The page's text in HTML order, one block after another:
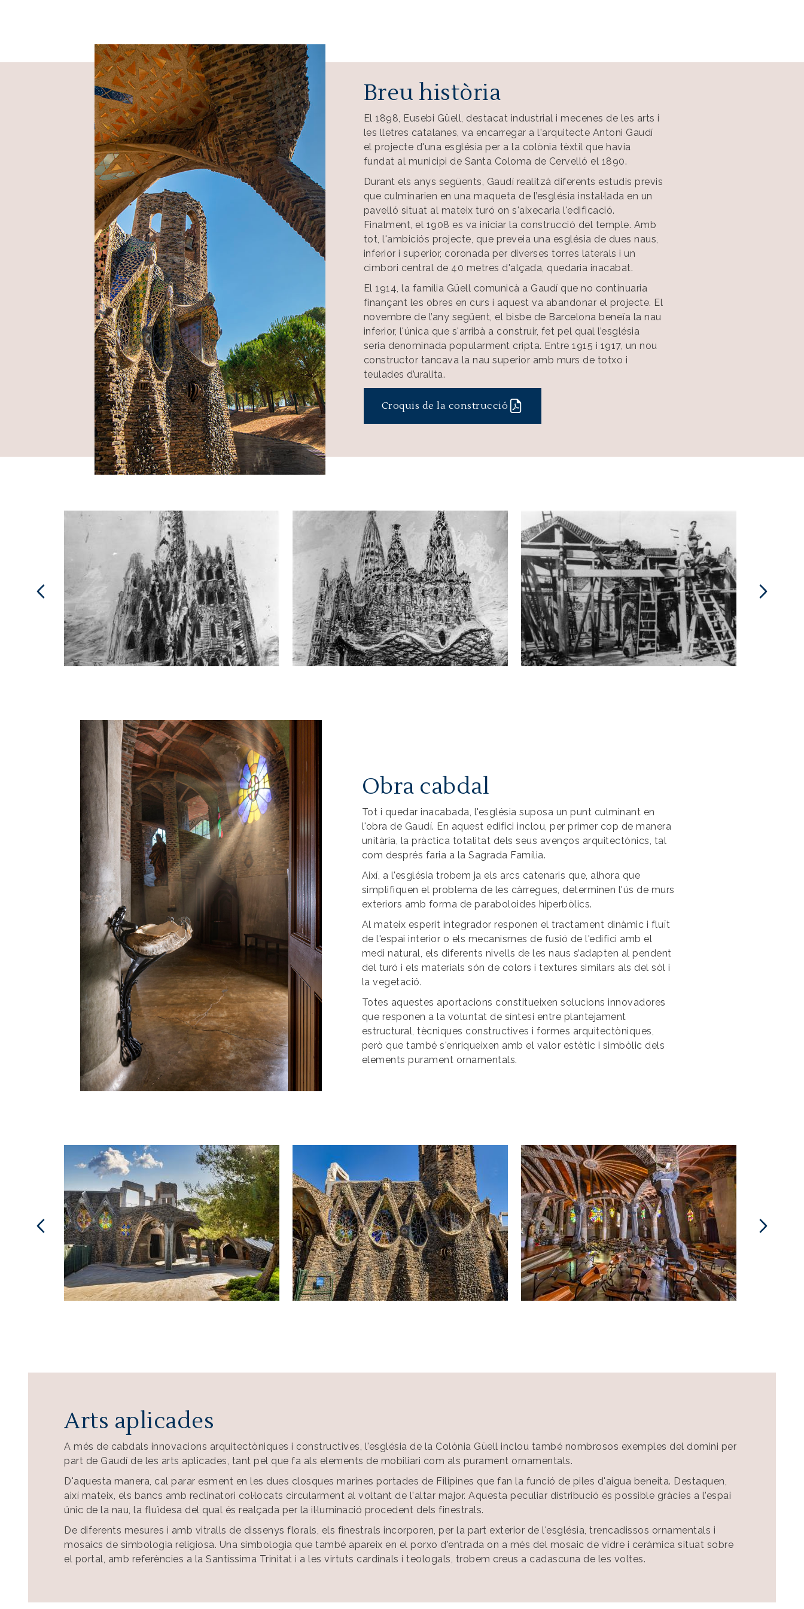
Imatge
Breu història
El 1898, Eusebi Güell, destacat industrial i mecenes de les arts i
les lletres catalanes, va encarregar a l'arquitecte Antoni Gaudí
el projecte d'una església per a la colònia tèxtil que havia
fundat al municipi de Santa Coloma de Cervelló el 1890.
Durant els anys següents, Gaudí realitzà diferents estudis previs
que culminarien en una maqueta de l’església instal·lada en un
pavelló situat al mateix turó on s'aixecaria l'edificació.
Finalment, el 1908 es va iniciar la construcció del temple. Amb
tot, l'ambiciós projecte, que preveia una església de dues naus,
inferior i superior, coronada per diverses torres laterals i un
cimbori central de 40 metres d'alçada, quedaria inacabat.
El 1914, la família Güell comunicà a Gaudí que no continuaria
finançant les obres en curs i aquest va abandonar el projecte. El
novembre de l’any següent, el bisbe de Barcelona beneïa la nau
inferior, l'única que s'arribà a construir, fet pel qual l’església
seria denominada popularment cripta. Entre 1915 i 1917, un nou
constructor tancava la nau superior amb murs de totxo i
teulades d’uralita.
Croquis de la construcció
Imatge
Obra cabdal
Tot i quedar inacabada, l'església suposa un punt culminant en
l'obra de Gaudí. En aquest edifici inclou, per primer cop de manera
unitària, la pràctica totalitat dels seus avenços arquitectònics, tal
com després faria a la Sagrada Família.
Així, a l'església trobem ja els arcs catenaris que, alhora que
simplifiquen el problema de les càrregues, determinen l'ús de murs
exteriors amb forma de paraboloides hiperbòlics.
Al mateix esperit integrador responen el tractament dinàmic i fluït
de l'espai interior o els mecanismes de fusió de l'edifici amb el
medi natural, els diferents nivells de les naus s’adapten al pendent
del turó i els materials són de colors i textures similars als del sòl i
la vegetació.
Totes aquestes aportacions constitueixen solucions innovadores
que responen a la voluntat de síntesi entre plantejament
estructural, tècniques constructives i formes arquitectòniques,
però que també s'enriqueixen amb el valor estètic i simbòlic dels
elements purament ornamentals.
Arts aplicades
A més de cabdals innovacions arquitectòniques i constructives, l'església de la Colònia Güell inclou també nombrosos exemples del domini per
part de Gaudí de les arts aplicades, tant pel que fa als elements de mobiliari com als purament ornamentals.
D'aquesta manera, cal parar esment en les dues closques marines portades de Filipines que fan la funció de piles d'aigua beneita. Destaquen,
així mateix, els bancs amb reclinatori col·locats circularment al voltant de l'altar major. Aquesta peculiar distribució és possible gràcies a l'espai
únic de la nau, la fluïdesa del qual és realçada per la il·luminació procedent dels finestrals.
De diferents mesures i amb vitralls de dissenys florals, els finestrals incorporen, per la part exterior de l'església, trencadissos ornamentals i
mosaics de simbologia religiosa. Una simbologia que també apareix en el porxo d'entrada on a més del mosaic de vidre i ceràmica situat sobre
el portal, amb referències a la Santíssima Trinitat i a les virtuts cardinals i teologals, trobem creus a cadascuna de les voltes.